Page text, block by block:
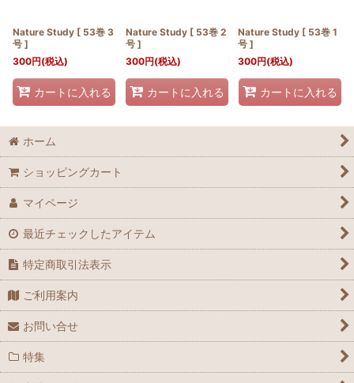
Nature Study [ 53巻 3
号 ]
300円(税込)
カートに入れる
Nature Study [ 53巻 2
号 ]
300円(税込)
カートに入れる
Nature Study [ 53巻 1
号 ]
300円(税込)
カートに入れる
ホーム
ショッピングカート
マイページ
最近チェックしたアイテム
特定商取引法表示
ご利用案内
お問い合せ
特集